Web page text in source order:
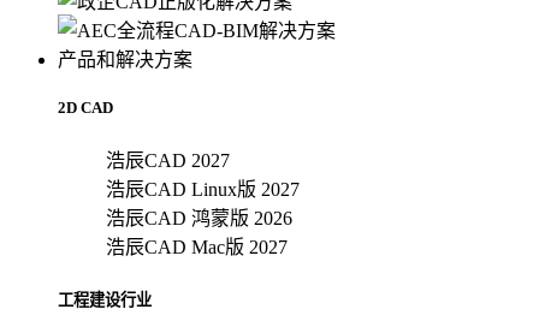
产品和解决方案
2D CAD
浩辰CAD 2027
浩辰CAD Linux版 2027
浩辰CAD 鸿蒙版 2026
浩辰CAD Mac版 2027
工程建设行业